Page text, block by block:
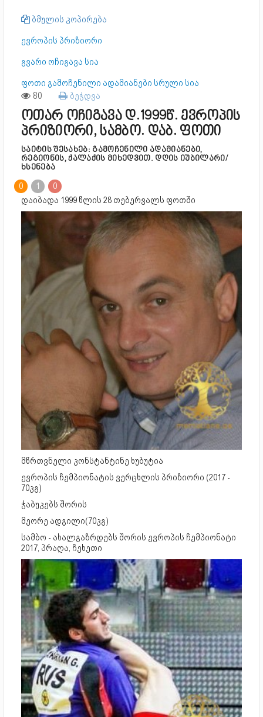
ბმულის კოპირება
ევროპის პრიზიორი
გვარი ოჩიგავა სია
ფოთი გამოჩენილი ადამიანები სრული სია
80 ბეჭდვა
ოთარ ოჩიგავა დ.1999წ. ევროპის
პრიზიორი, სამბო. დაბ. ფოთი
საიტის შესახებ: გამოჩენილი ადამიანები,
რეგიონის, ქალაქის მიხედვით. დღის იუბილარი/
ხსენება
0 1
0
დაიბადა 1999 წლის 28 თებერვალს ფოთში
მწრთვნელი კონსტანტინე ხუბუტია
ევროპის ჩემპიონატის ვერცხლის პრიზიორი (2017 -
70კგ)
ჭაბუკებს შორის
მეორე ადგილი(70კგ)
სამბო - ახალგაზრდებს შორის ევროპის ჩემპიონატი
2017, პრაღა, ჩეხეთი